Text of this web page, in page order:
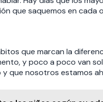
que saquemos en cada
que marcan la
y poco a poco van
que nosotros estamos